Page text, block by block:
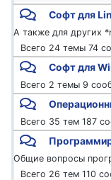
Софт для
А также для других
24 темы 74
Софт для
2 темы 9
35 тем 187
Общие вопросы
26 тем 110